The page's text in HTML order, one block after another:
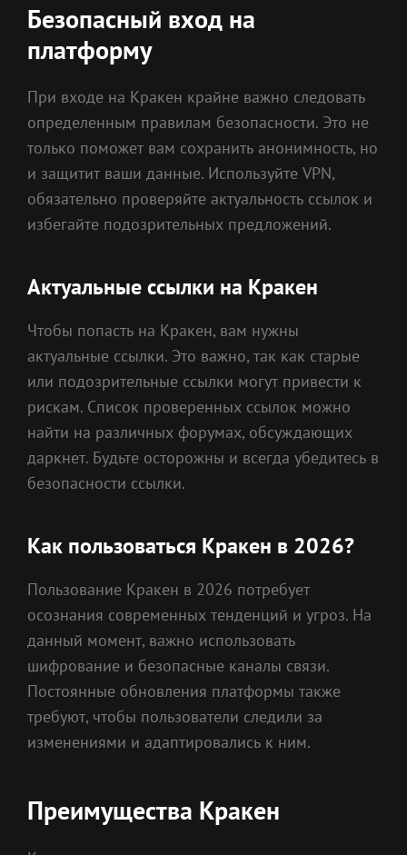
Безопасный вход на
платформу
При входе на Кракен крайне важно следовать
определенным правилам безопасности. Это не
только поможет вам сохранить анонимность, но
и защитит ваши данные. Используйте VPN,
обязательно проверяйте актуальность ссылок и
избегайте подозрительных предложений.
Актуальные ссылки на Кракен
Чтобы попасть на Кракен, вам нужны
актуальные ссылки. Это важно, так как старые
или подозрительные ссылки могут привести к
рискам. Список проверенных ссылок можно
найти на различных форумах, обсуждающих
даркнет. Будьте осторожны и всегда убедитесь в
безопасности ссылки.
Как пользоваться Кракен в 2026?
Пользование Кракен в 2026 потребует
осознания современных тенденций и угроз. На
данный момент, важно использовать
шифрование и безопасные каналы связи.
Постоянные обновления платформы также
требуют, чтобы пользователи следили за
изменениями и адаптировались к ним.
Преимущества Кракен